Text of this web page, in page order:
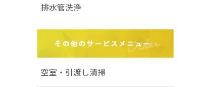
排水管洗浄
空室・引渡し清掃